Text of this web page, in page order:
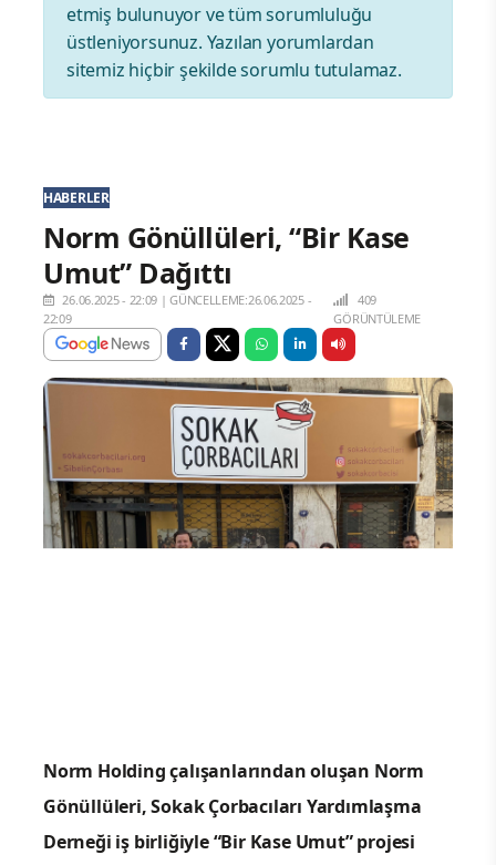
etmiş bulunuyor ve tüm sorumluluğu
üstleniyorsunuz. Yazılan yorumlardan
sitemiz hiçbir şekilde sorumlu tutulamaz.
HABERLER
Norm Gönüllüleri, “Bir Kase
Umut” Dağıttı
26.06.2025 - 22:09 |GÜNCELLEME:26.06.2025 -
22:09
409
GÖRÜNTÜLEME
Norm Holding çalışanlarından oluşan Norm
Gönüllüleri, Sokak Çorbacıları Yardımlaşma
Derneği iş birliğiyle “Bir Kase Umut” projesi